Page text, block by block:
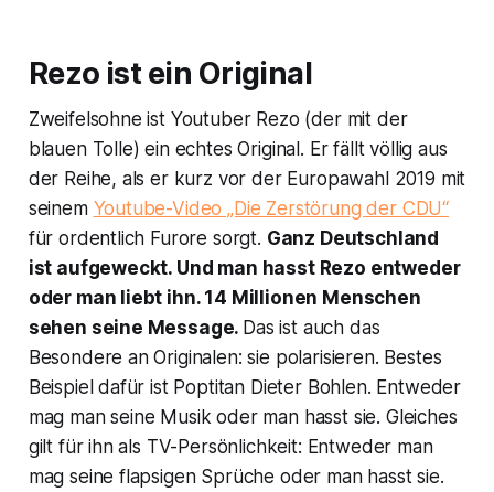
Rezo ist ein Original
Zweifelsohne ist Youtuber Rezo (der mit der
blauen Tolle) ein echtes Original. Er fällt völlig aus
der Reihe, als er kurz vor der Europawahl 2019 mit
seinem Youtube-Video „Die Zerstörung der CDU“
für ordentlich Furore sorgt. Ganz Deutschland
ist aufgeweckt. Und man hasst Rezo entweder
oder man liebt ihn. 14 Millionen Menschen
sehen seine Message. Das ist auch das
Besondere an Originalen: sie polarisieren. Bestes
Beispiel dafür ist Poptitan Dieter Bohlen. Entweder
mag man seine Musik oder man hasst sie. Gleiches
gilt für ihn als TV-Persönlichkeit: Entweder man
mag seine flapsigen Sprüche oder man hasst sie.